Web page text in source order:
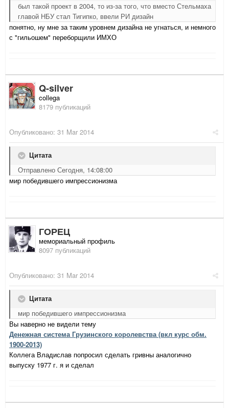
был такой проект в 2004, то из-за того, что вместо Стельмаха
главой НБУ стал Тигипко, ввели РИ дизайн
понятно, ну мне за таким уровнем дизайна не угнаться, и немного
с "гильошем" переборщили ИМХО
Q-silver
collega
8179 публикаций
Опубликовано: 31 Mar 2014
Цитата
Отправлено Сегодня, 14:08:00
мир победившего импрессионизма
ГОРЕЦ
мемориальный профиль
8097 публикаций
Опубликовано: 31 Mar 2014
Цитата
мир победившего импрессионизма
Вы наверно не видели тему
Денежная система Грузинского королевства (вкл курс обм.
1900-2013)
Коллега Владислав попросил сделать гривны аналогично
выпуску 1977 г. я и сделал